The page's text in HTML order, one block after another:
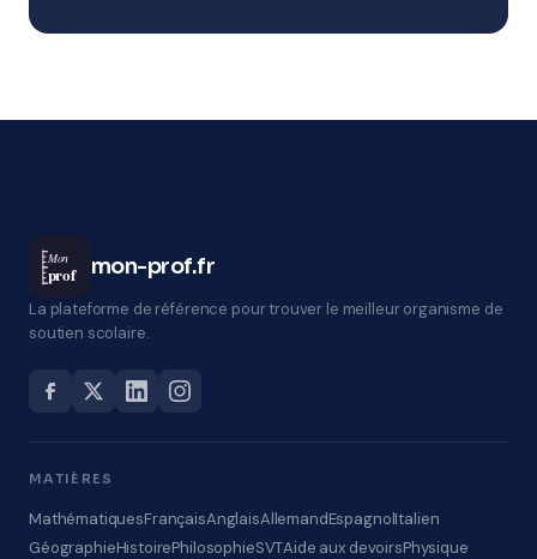
Mon
prof mon-prof.fr
La plateforme de référence pour trouver le meilleur organisme de
soutien scolaire.
MATIÈRES
MathématiquesFrançaisAnglaisAllemandEspagnolItalien
GéographieHistoirePhilosophieSVTAide aux devoirsPhysique